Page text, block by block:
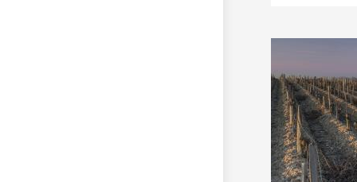
Et comme
temps,
paradis sur